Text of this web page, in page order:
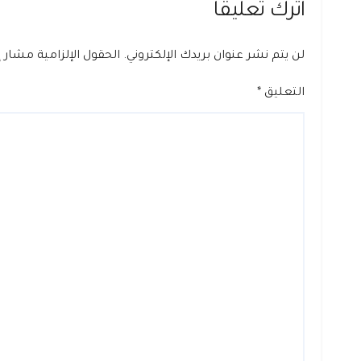
اترك تعليقاً
لن يتم نشر عنوان بريدك الإلكتروني. الحقول الإلزامية مشار
التعليق *